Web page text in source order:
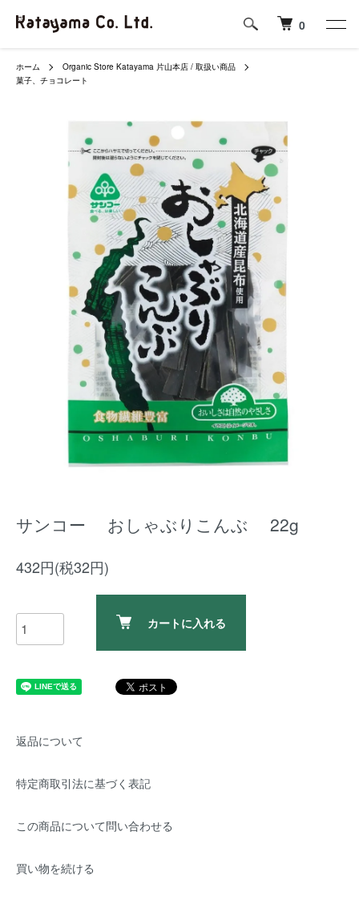
0
ホーム
Organic Store Katayama 片山本店 / 取扱い商品
菓子、チョコレート
サンコー おしゃぶりこんぶ 22g
432円(税32円)
カートに入れる
返品について
特定商取引法に基づく表記
この商品について問い合わせる
買い物を続ける